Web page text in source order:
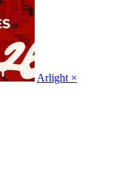
Arlight ×